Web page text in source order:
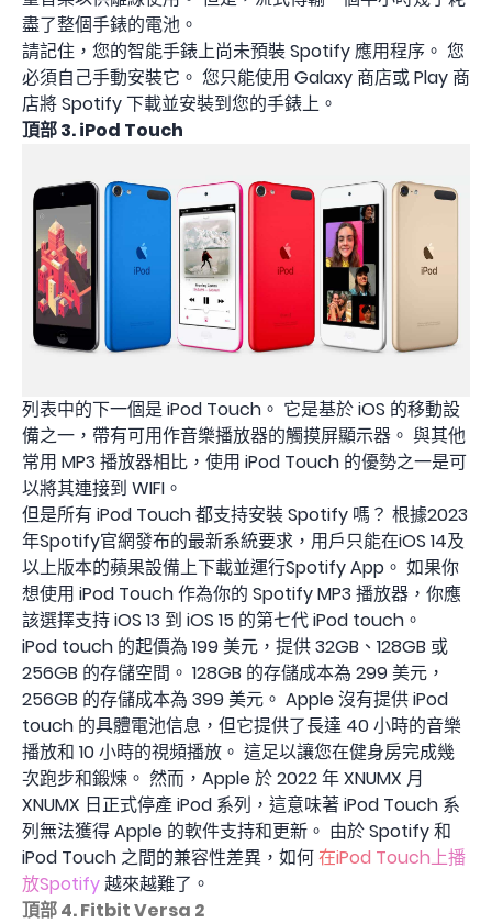
盡了整個手錶的電池。
請記住，您的智能手錶上尚未預裝 Spotify 應用程序。 您
必須自己手動安裝它。 您只能使用 Galaxy 商店或 Play 商
店將 Spotify 下載並安裝到您的手錶上。
頂部 3. iPod Touch
列表中的下一個是 iPod Touch。 它是基於 iOS 的移動設
備之一，帶有可用作音樂播放器的觸摸屏顯示器。 與其他
常用 MP3 播放器相比，使用 iPod Touch 的優勢之一是可
以將其連接到 WIFI。
但是所有 iPod Touch 都支持安裝 Spotify 嗎？ 根據2023
年Spotify官網發布的最新系統要求，用戶只能在iOS 14及
以上版本的蘋果設備上下載並運行Spotify App。 如果你
想使用 iPod Touch 作為你的 Spotify MP3 播放器，你應
該選擇支持 iOS 13 到 iOS 15 的第七代 iPod touch。
iPod touch 的起價為 199 美元，提供 32GB、128GB 或
256GB 的存儲空間。 128GB 的​​存儲成本為 299 美元，
256GB 的存儲成本為 399 美元。 Apple 沒有提供 iPod
touch 的具體電池信息，但它提供了長達 40 小時的音樂
播放和 10 小時的視頻播放。 這足以讓您在健身房完成幾
次跑步和鍛煉。 然而，Apple 於 2022 年 XNUMX 月
XNUMX 日正式停產 iPod 系列，這意味著 iPod Touch 系
列無法獲得 Apple 的軟件支持和更新。 由於 Spotify 和
iPod Touch 之間的兼容性差異，如何在iPod Touch上播
放Spotify越來越難了。
頂部 4. Fitbit Versa 2